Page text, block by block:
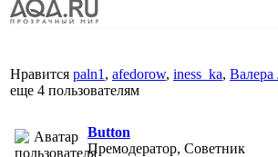
Нравится paln1 , afedorow, iness_ka, Валера
еще 4 пользователям
Button
Премодератор, Советник